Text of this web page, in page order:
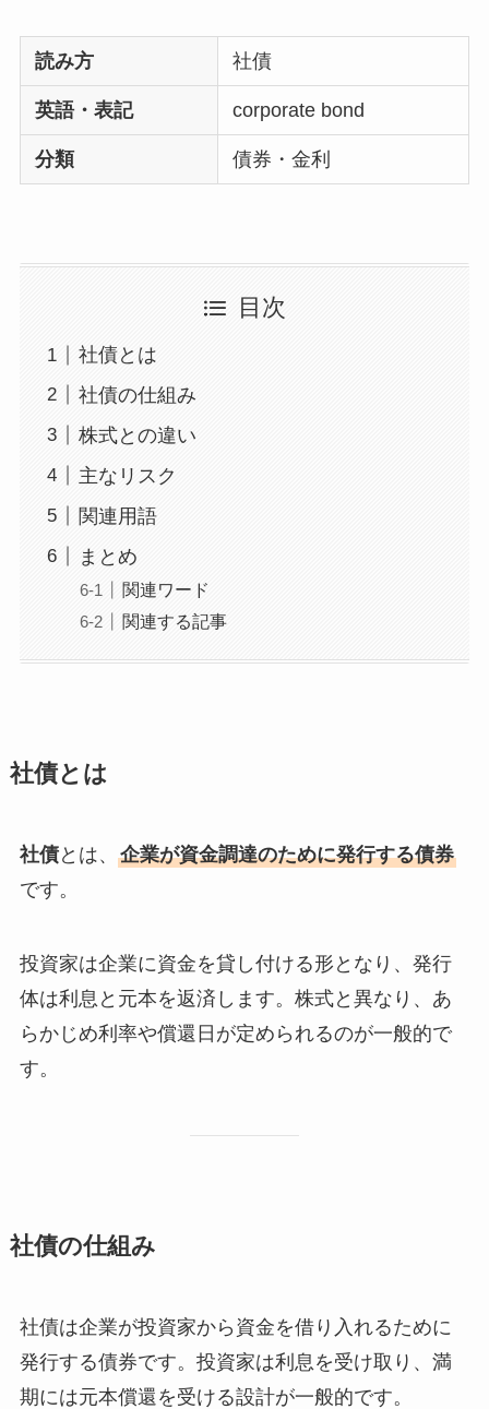
読み方 社債
英語・表記 corporate bond
分類 債券・金利
目次
社債とは
社債の仕組み
株式との違い
主なリスク
関連用語
まとめ
関連ワード
関連する記事
社債とは
社債とは、 企業が資金調達のために発行する債券
です。
投資家は企業に資金を貸し付ける形となり、発行
体は利息と元本を返済します。株式と異なり、あ
らかじめ利率や償還日が定められるのが一般的で
す。
社債の仕組み
社債は企業が投資家から資金を借り入れるために
発行する債券です。投資家は利息を受け取り、満
期には元本償還を受ける設計が一般的です。